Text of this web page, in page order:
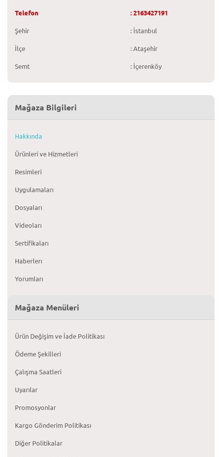
Telefon : 2163427191
Şehir : İstanbul
İlçe : Ataşehir
Semt : İçerenköy
Mağaza Bilgileri
Hakkında
Ürünleri ve Hizmetleri
Resimleri
Uygulamaları
Dosyaları
Videoları
Sertifikaları
Haberlerı
Yorumları
Mağaza Menüleri
Ürün Değişim ve İade Politikası
Ödeme Şekilleri
Çalışma Saatleri
Uyarılar
Promosyonlar
Kargo Gönderim Politikası
Diğer Politikalar